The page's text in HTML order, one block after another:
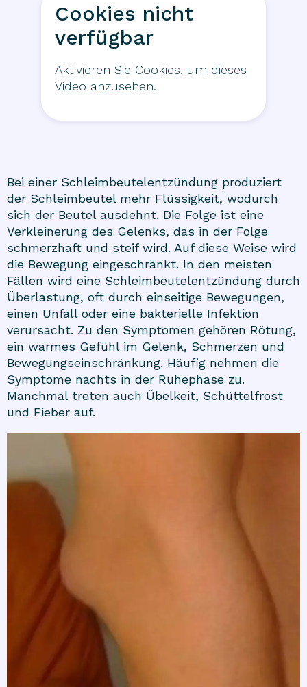
Cookies nicht
verfügbar
Aktivieren Sie Cookies, um dieses
Video anzusehen.
Bei einer Schleimbeutelentzündung produziert
der Schleimbeutel mehr Flüssigkeit, wodurch
sich der Beutel ausdehnt. Die Folge ist eine
Verkleinerung des Gelenks, das in der Folge
schmerzhaft und steif wird. Auf diese Weise wird
die Bewegung eingeschränkt. In den meisten
Fällen wird eine Schleimbeutelentzündung durch
Überlastung, oft durch einseitige Bewegungen,
einen Unfall oder eine bakterielle Infektion
verursacht. Zu den Symptomen gehören Rötung,
ein warmes Gefühl im Gelenk, Schmerzen und
Bewegungseinschränkung. Häufig nehmen die
Symptome nachts in der Ruhephase zu.
Manchmal treten auch Übelkeit, Schüttelfrost
und Fieber auf.